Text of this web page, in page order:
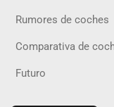
Rumores de coches
Comparativa de
Futuro